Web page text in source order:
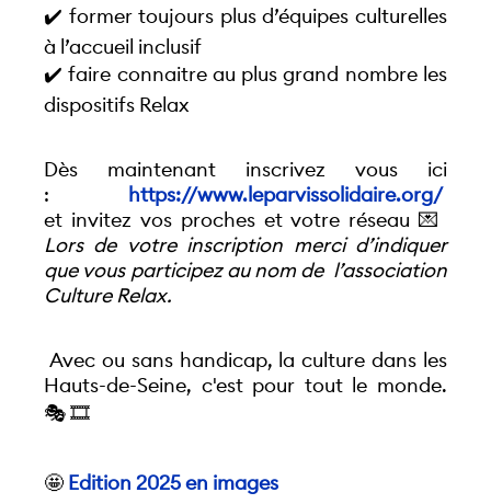
✔️ former toujours plus d’équipes culturelles
à l’accueil inclusif
✔️ faire connaitre au plus grand nombre les
dispositifs Relax
Dès maintenant inscrivez vous ici
:
https://www.leparvissolidaire.org/
Lors de votre inscription merci d’indiquer
que vous participez au nom de  l’association
Culture Relax.
Avec ou sans handicap, la culture dans les
Hauts-de-Seine, c'est pour tout le monde.
🎭 🎞️
🤩 Edition 2025 en images